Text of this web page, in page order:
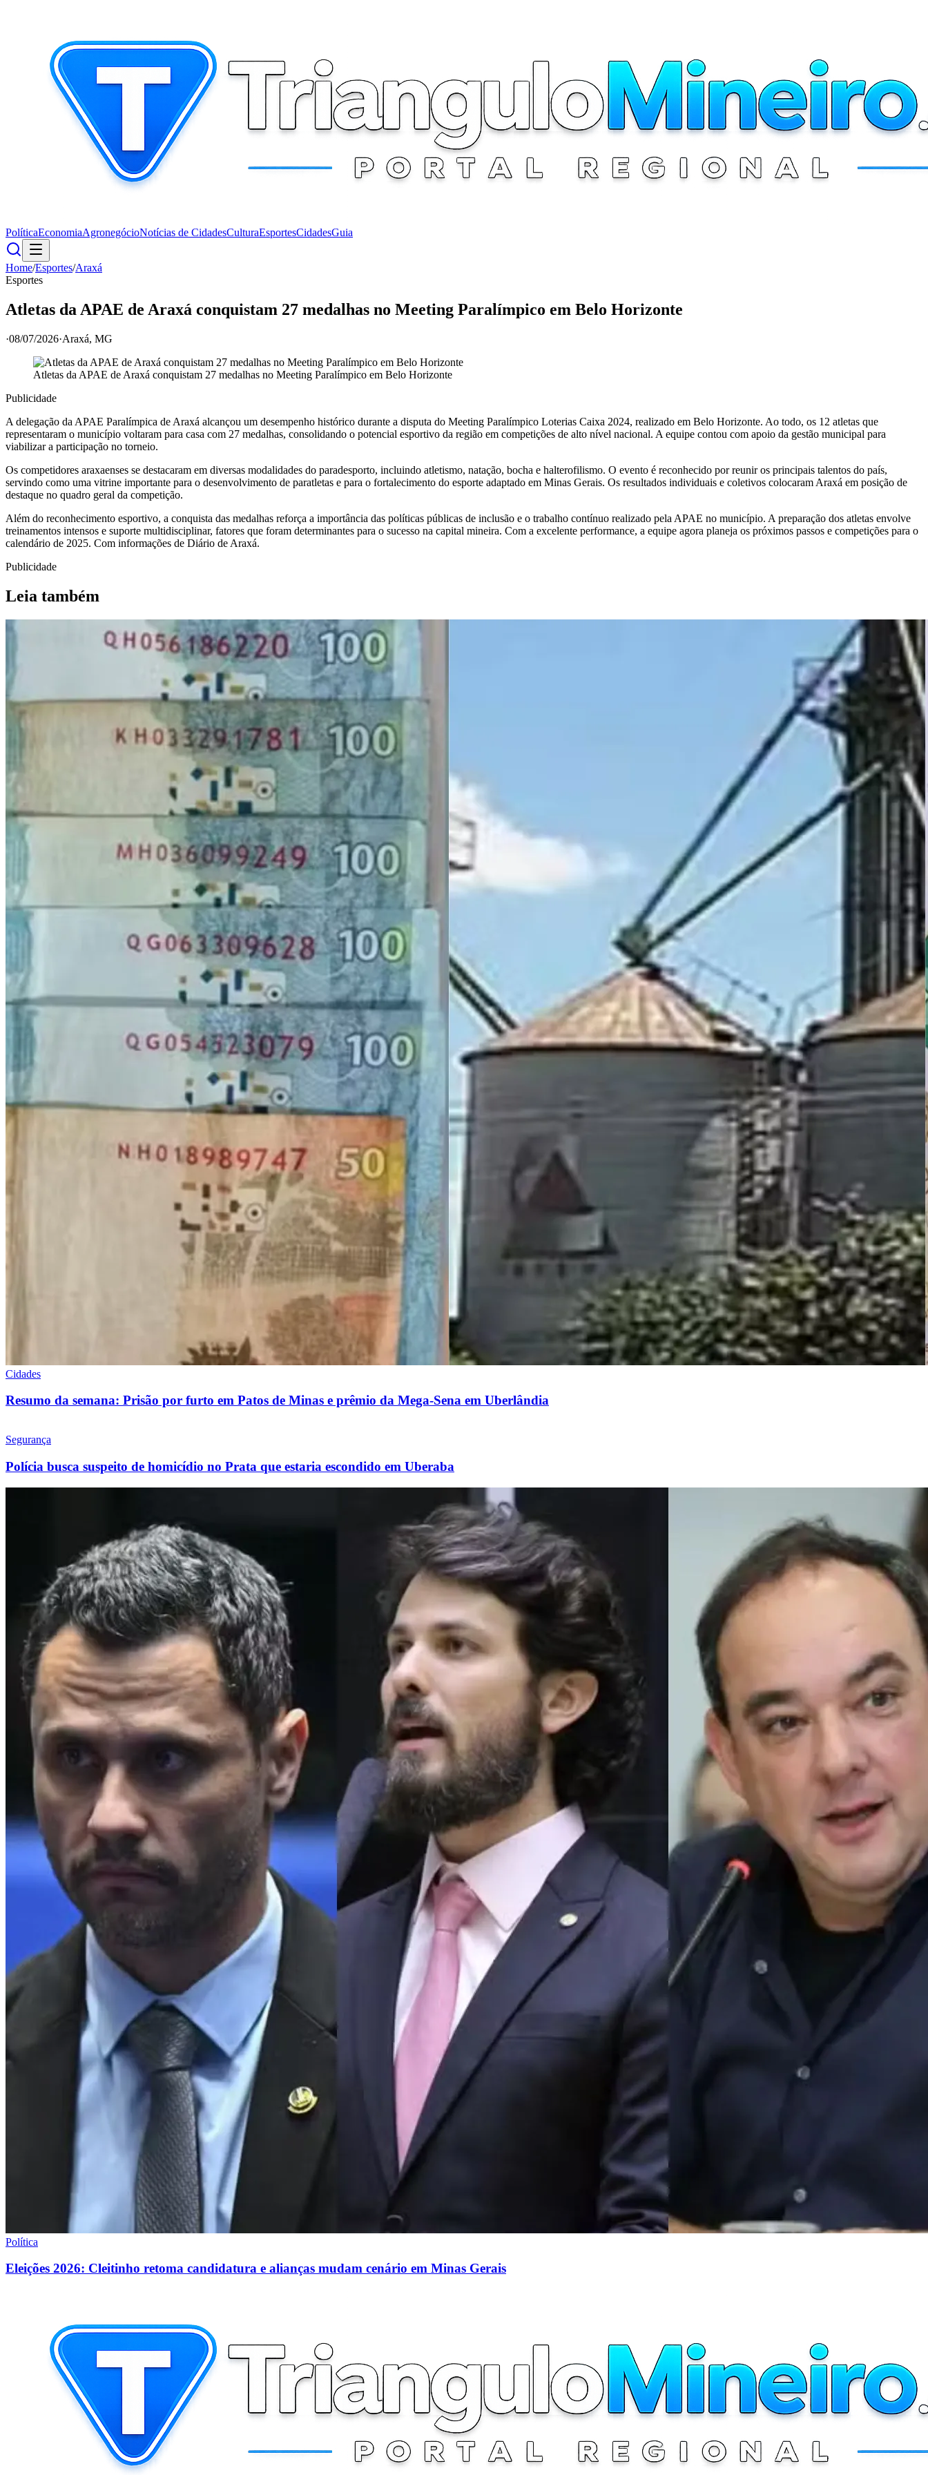
PolíticaEconomiaAgronegócioNotícias de CidadesCulturaEsportesCidadesGuia
Home/Esportes/Araxá
Esportes
Atletas da APAE de Araxá conquistam 27 medalhas no Meeting Paralímpico em Belo Horizonte
·08/07/2026·Araxá, MG
Atletas da APAE de Araxá conquistam 27 medalhas no Meeting Paralímpico em Belo Horizonte
Publicidade
A delegação da APAE Paralímpica de Araxá alcançou um desempenho histórico durante a disputa do Meeting Paralímpico Loterias Caixa 2024, realizado em Belo Horizonte. Ao todo, os 12 atletas que
representaram o município voltaram para casa com 27 medalhas, consolidando o potencial esportivo da região em competições de alto nível nacional. A equipe contou com apoio da gestão municipal para
viabilizar a participação no torneio.
Os competidores araxaenses se destacaram em diversas modalidades do paradesporto, incluindo atletismo, natação, bocha e halterofilismo. O evento é reconhecido por reunir os principais talentos do país,
servindo como uma vitrine importante para o desenvolvimento de paratletas e para o fortalecimento do esporte adaptado em Minas Gerais. Os resultados individuais e coletivos colocaram Araxá em posição de
destaque no quadro geral da competição.
Além do reconhecimento esportivo, a conquista das medalhas reforça a importância das políticas públicas de inclusão e o trabalho contínuo realizado pela APAE no município. A preparação dos atletas envolve
treinamentos intensos e suporte multidisciplinar, fatores que foram determinantes para o sucesso na capital mineira. Com a excelente performance, a equipe agora planeja os próximos passos e competições para o
calendário de 2025. Com informações de Diário de Araxá.
Publicidade
Leia também
Cidades
Resumo da semana: Prisão por furto em Patos de Minas e prêmio da Mega-Sena em Uberlândia
Segurança
Polícia busca suspeito de homicídio no Prata que estaria escondido em Uberaba
Política
Eleições 2026: Cleitinho retoma candidatura e alianças mudam cenário em Minas Gerais